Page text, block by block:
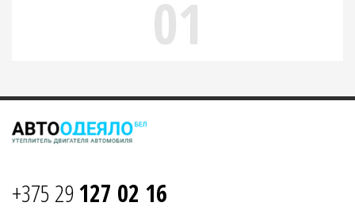
01
+375 29127 02 16